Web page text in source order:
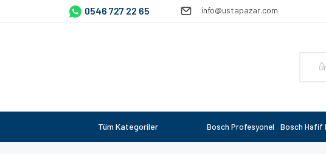
0546 727 22 65 info@ustapazar.com
Tüm Kategoriler Bosch Profesyonel Bosch Hafif